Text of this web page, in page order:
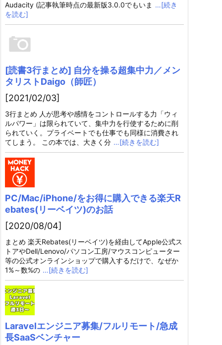
Audacity (記事執筆時点の最新版3.0.0でもいま …[続き
を読む]
[読書3行まとめ] 自分を操る超集中力／メン
タリストDaigo（師匠）
[2021/02/03]
3行まとめ 人が思考や感情をコントロールする力「ウィ
ルパワー」は限られていて、集中力を行使するために削
られていく。プライベートでも仕事でも同様に消費され
てしまう。 この本では、大きく分 …[続きを読む]
PC/Mac/iPhone/をお得に購入できる楽天R
ebates(リーベイツ)のお話
[2020/08/04]
まとめ 楽天Rebates(リーベイツ)を経由してApple公式ス
トアやDell/Lenovo/パソコン工房/マウスコンピューター
等の公式オンラインショップで購入するだけで、なぜか
1%～数%の …[続きを読む]
Laravelエンジニア募集/フルリモート/急成
長SaaSベンチャー